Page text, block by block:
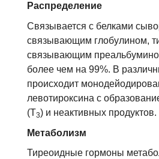
Распределение
Связывается с белками
связывающим глобулином,
связывающим
более чем на 99%. В
происходит
левотироксина с
(T3) и неактивных продуктов.
Метаболизм
Тиреоидные гормоны